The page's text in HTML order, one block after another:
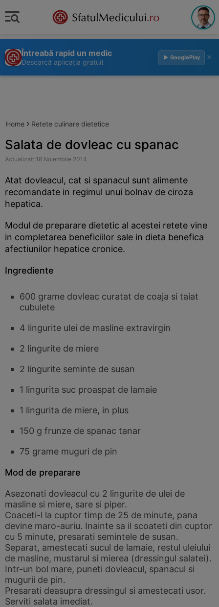
Întreabă rapid un medic
Descarcă aplicația gratuit
▶ GooglePlay ×
Home › Retete culinare dietetice
Salata de dovleac cu spanac
Actualizat: 18 Noiembrie 2014
Atat dovleacul, cat si spanacul sunt alimente
recomandate in regimul unui bolnav de ciroza
hepatica.
Modul de preparare dietetic al acestei retete vine
in completarea beneficiilor sale in dieta benefica
afectiunilor hepatice cronice.
Ingrediente
600 grame dovleac curatat de coaja si taiat
cubulete
4 lingurite ulei de masline extravirgin
2 lingurite de miere
2 lingurite seminte de susan
1 lingurita suc proaspat de lamaie
1 lingurita de miere, in plus
150 g frunze de spanac tanar
75 grame muguri de pin
Mod de preparare
Asezonati dovleacul cu 2 lingurite de ulei de
masline si miere, sare si piper.
Coaceti-l la cuptor timp de 25 de minute, pana
devine maro-auriu. Inainte sa il scoateti din cuptor
cu 5 minute, presarati semintele de susan.
Separat, amestecati sucul de lamaie, restul uleiului
de masline, mustarul si mierea (dressingul salatei).
Intr-un bol mare, puneti dovleacul, spanacul si
mugurii de pin.
Presarati deasupra dressingul si amestecati usor.
Serviti salata imediat.